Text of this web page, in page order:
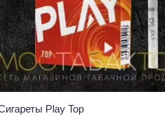
Play Top